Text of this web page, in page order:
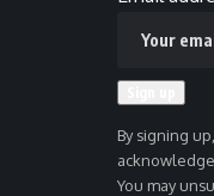
By signing
You may